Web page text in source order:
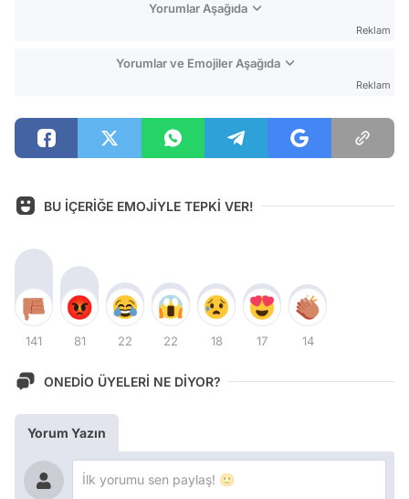
Yorumlar Aşağıda
Reklam
Yorumlar ve Emojiler Aşağıda
Reklam
BU İÇERİĞE EMOJİYLE TEPKİ VER!
141 81 22 22 18 17 14
ONEDİO ÜYELERİ NE DİYOR?
Yorum Yazın